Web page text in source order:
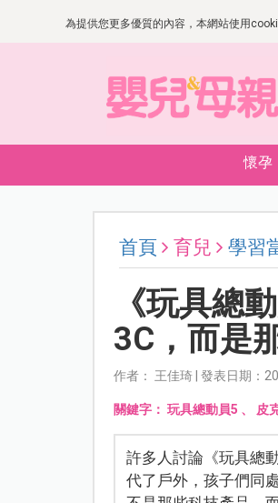
為提供您更多優質的內容，本網站使用
懷孕
首頁 育兒 學習
《玩具總
3C，而是
作者： 王佳琦 | 發表日期：
關鍵字： 玩具總動員5 、 皮
許多人討論《玩具總
代了戶外，孩子們同